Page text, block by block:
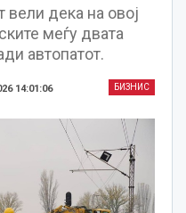
вели дека на овој
меѓу двата
автопатот.
БИЗНИС
14:01:06